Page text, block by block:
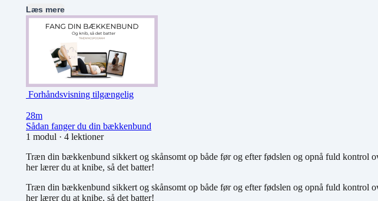
Læs mere
Forhåndsvisning tilgængelig
28m
Sådan fanger du din bækkenbund
1 modul · 4 lektioner
Træn din bækkenbund sikkert og skånsomt op både før og efter fødslen og opnå fuld
her lærer du at knibe, så det batter!
Træn din bækkenbund sikkert og skånsomt op både før og efter fødslen og opnå fuld
her lærer du at knibe, så det batter!